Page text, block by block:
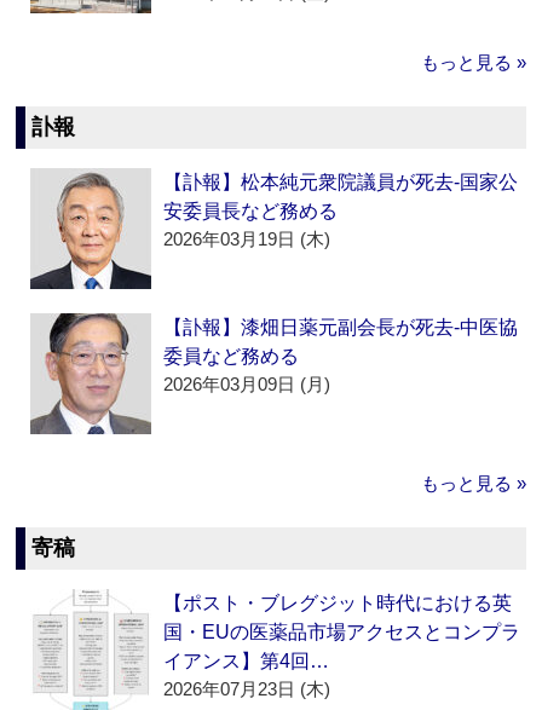
もっと見る »
訃報
【訃報】松本純元衆院議員が死去‐国家公
安委員長など務める
2026年03月19日 (木)
【訃報】漆畑日薬元副会長が死去‐中医協
委員など務める
2026年03月09日 (月)
もっと見る »
寄稿
【ポスト・ブレグジット時代における英
国・EUの医薬品市場アクセスとコンプラ
イアンス】第4回…
2026年07月23日 (木)